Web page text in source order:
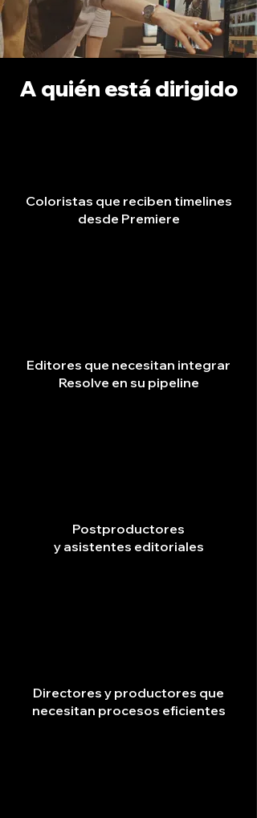
A quién está dirigido
Coloristas que reciben timelines
desde Premiere
Editores que necesitan integrar
Resolve en su pipeline
Postproductores
y asistentes editoriales
Directores y productores que
necesitan procesos eficientes